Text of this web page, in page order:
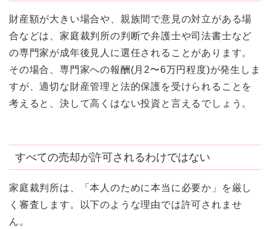
財産額が大きい場合や、親族間で意見の対立がある場
合などは、家庭裁判所の判断で弁護士や司法書士など
の専門家が成年後見人に選任されることがあります。
その場合、専門家への報酬(月2〜6万円程度)が発生しま
すが、適切な財産管理と法的保護を受けられることを
考えると、決して高くはない投資と言えるでしょう。
すべての売却が許可されるわけではない
家庭裁判所は、「本人のために本当に必要か」を厳し
く審査します。以下のような理由では許可されませ
ん。